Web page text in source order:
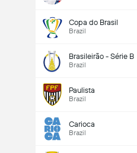
Copa do Brasil
Brazil
Brasileirão - Série B
Brazil
Paulista
Brazil
Carioca
Brazil